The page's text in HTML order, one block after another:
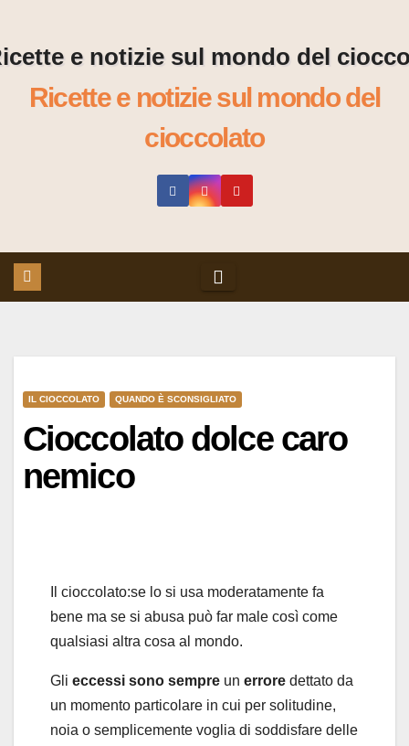
content
Ricette e notizie sul mondo del
cioccolato
IL CIOCCOLATO QUANDO È SCONSIGLIATO
Cioccolato dolce caro
nemico
Il cioccolato:se lo si usa moderatamente fa
bene ma se si abusa può far male così come
qualsiasi altra cosa al mondo.
Gli eccessi sono sempre un errore dettato da
un momento particolare in cui per solitudine,
noia o semplicemente voglia di soddisfare delle